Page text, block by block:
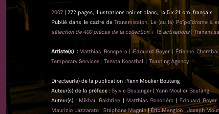
2007 | 272 pages, illustrations noir et blanc, 14,5 x 21 cm, français
Publié dans le cadre deTransmission, Le (ou la) Poïpoïdrome à
sélection de 400 pièces de la collection + 15 activations |
Artiste(s) : Matthias Bonopéra |Edouard Boyer | Étienne
Temporary Services | Tensta Konsthall | Toasting Agency
Directeur(s) de la publication : Yann Moulier Boutang
Auteur(s) de la préface :Sylvie Boulanger | Yann Moulier Boutang
Auteur(s) : Mikhaïl Bakhtine | Matthias Bonopéra | Edouard Boyer
Maurizio Lazzarato | Stéphane Magnin|Éric Mangion|Joseph